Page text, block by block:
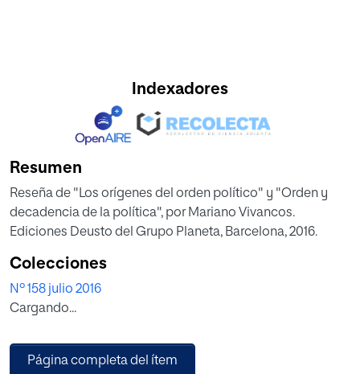
Indexadores
Resumen
Reseña de "Los orígenes del orden político" y "Orden y
decadencia de la política", por Mariano Vivancos.
Ediciones Deusto del Grupo Planeta, Barcelona, 2016.
Colecciones
Nº 158 julio 2016
Cargando...
Página completa del ítem